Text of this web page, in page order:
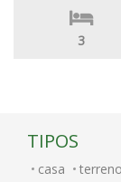
3
TIPOS
casa terreno